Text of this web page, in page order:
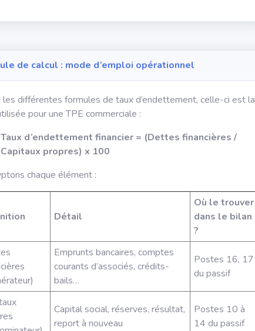
de calcul : mode d’emploi opérationnel
les différentes formules de taux d’endettement, celle-ci est la
pour une TPE commerciale :
Taux d’endettement financier = (Dettes financières /
Capitaux propres) x 100
chaque élément :
Détail
Où le trouver
dans le bilan
?
Emprunts bancaires, comptes
courants d’associés, crédits-
bails…
Postes 16, 17
du passif
Capital social, réserves, résultat,
report à nouveau
Postes 10 à
14 du passif